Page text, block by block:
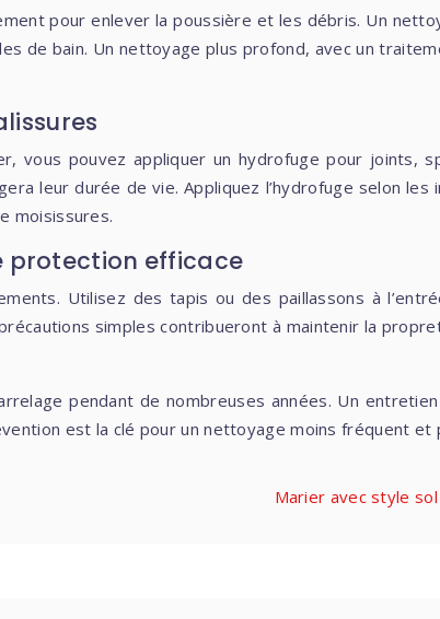
pour enlever la poussière et les débris. Un
de bain. Un nettoyage plus profond, avec un
vous pouvez appliquer un hydrofuge pour joints,
leur durée de vie. Appliquez l’hydrofuge selon les
moisissures.
protection efficace
Utilisez des tapis ou des paillassons à
simples contribueront à maintenir la
pendant de nombreuses années. Un
est la clé pour un nettoyage moins fréquent et
Marier avec style